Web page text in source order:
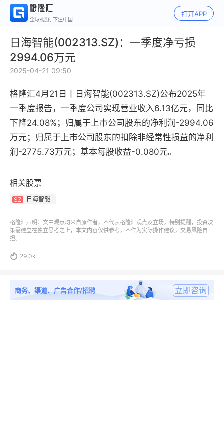
全球视野, 下注中国
打开APP
日海智能(002313.SZ)：一季度净亏损
2994.06万元
2025-04-21 09:50
格隆汇4月21日丨
日海智能(002313.SZ)公布2025年
一季度报告，一季度公司实现营业收入6.13亿元，同比
下降24.08%；归属于上市公司股东的净利润-2994.06
万元；归属于上市公司股东的扣除非经常性损益的净利
润-2775.73万元；基本每股收益-0.080元。
相关股票
SZ 日海智能
格隆汇声明：文中观点均来自原作者，不代表格隆汇观点及立场。特别提醒，投资决
策需建立在独立思考之上，本文内容仅供参考，不作为实际操作建议，交易风险自
担。
 29.0k
商务、渠道、广告合作/招聘 立即咨询